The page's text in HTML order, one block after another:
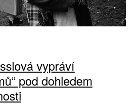
vypráví
pod dohledem